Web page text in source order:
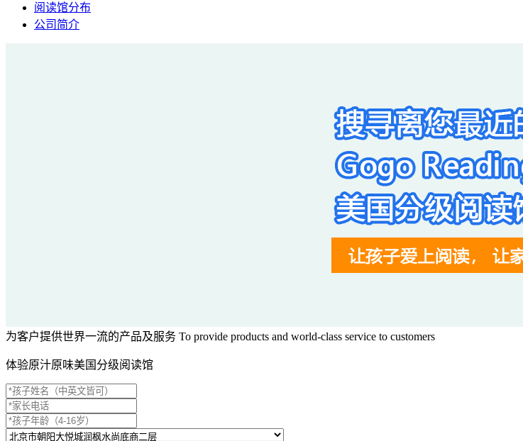
阅读馆分布
公司简介
为客户提供世界一流的产品及服务 To provide products and world-class service to customers
体验原汁原味美国分级阅读馆